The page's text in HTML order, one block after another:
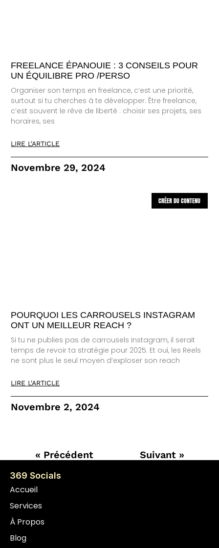
FREELANCE ÉPANOUIE : 3 CONSEILS POUR
UN ÉQUILIBRE PRO /PERSO
Organiser son temps en freelance, c’est une priorité,
surtout si tu cherches à te développer. Être freelance,
c’est souvent le rêve de liberté : choisir ses projets, ses
horaires, ses
LIRE L'ARTICLE
Novembre 29, 2024
CRÉER DU CONTENU
POURQUOI LES CARROUSELS INSTAGRAM
ONT UN MEILLEUR REACH ?
Si tu ne publies pas de carrousels Instagram, il serait
temps de revoir ta stratégie pour 2025. Et oui, les Reels
ne sont plus le seul moyen d’exploser son reach
LIRE L'ARTICLE
Novembre 2, 2024
« Précédent Suivant »
369 Socials
Accueil
Services
À Propos
Blog